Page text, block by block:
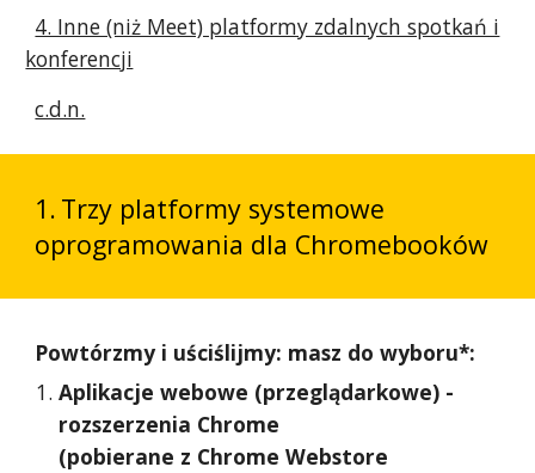
4. Inne (niż Meet) platformy zdalnych spotkań i
konferencji
c.d.n.
1. Trzy platformy systemowe
oprogramowania dla Chromebooków
Powtórzmy i uściślijmy: masz do wyboru*:
Aplikacje webowe (przeglądarkowe) -
rozszerzenia Chrome
(pobierane z Chrome Webstore